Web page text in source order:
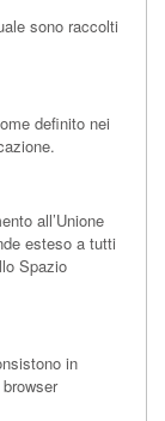
sono raccolti
definito nei
all’Unione
esteso a tutti
Spazio
in